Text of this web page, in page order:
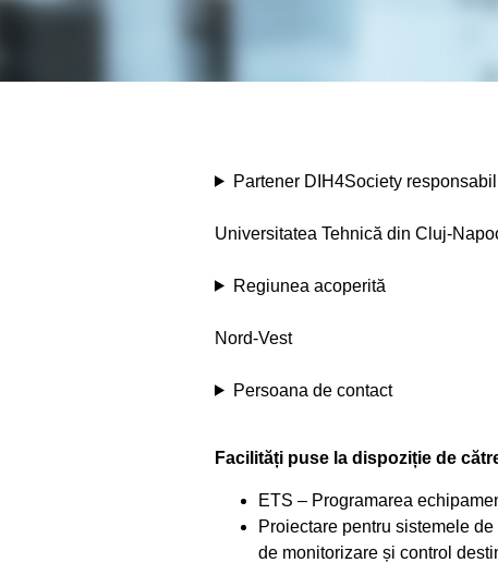
Partener DIH4Society responsabil
Universitatea Tehnică din Cluj-
Regiunea acoperită
Nord-Vest
Persoana de contact
Facilități puse la dispoziție de
ETS – Programarea
Proiectare pentru sistemele
de monitorizare și control